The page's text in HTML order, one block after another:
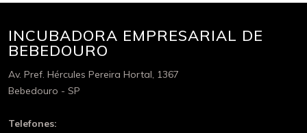
INCUBADORA EMPRESARIAL DE
BEBEDOURO
Av. Pref. Hércules Pereira Hortal, 1367
Bebedouro - SP
Telefones: